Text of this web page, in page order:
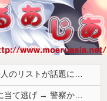
高市内閣の方針に反対した自民党議員9人のリストが話題に、「岩屋はどこへ行った？」との指摘もあるが……
岩手県宮古市議（共産）、赤旗配達中に当て逃げ → 警察から連絡が来て宮古署を訪れ事情聴取